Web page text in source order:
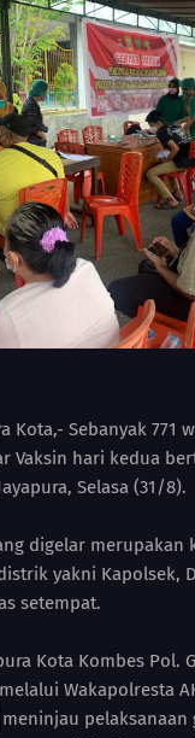
Kota,- Sebanyak 771
Vaksin hari kedua
Selasa (31/8).
digelar merupakan
yakni Kapolsek,
setempat.
Kota Kombes Pol.
Wakapolresta
meninjau